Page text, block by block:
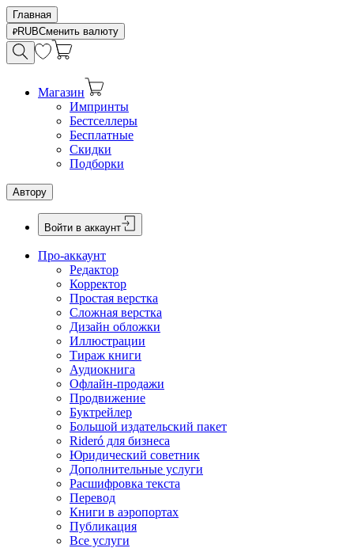
Главная
RUBСменить валюту
Магазин
Импринты
Бестселлеры
Бесплатные
Скидки
Подборки
Автору
Войти в аккаунт
Про-аккаунт
Редактор
Корректор
Простая верстка
Сложная верстка
Дизайн обложки
Иллюстрации
Тираж книги
Аудиокнига
Офлайн-продажи
Продвижение
Буктрейлер
Большой издательский пакет
Rideró для бизнеса
Юридический советник
Дополнительные услуги
Расшифровка текста
Перевод
Книги в аэропортах
Публикация
Все услуги